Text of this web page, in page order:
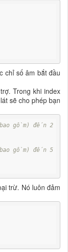
chỉ số âm bắt đầu
Trong khi index
sẽ cho phép bạn
gồm) đến 2
gồm) đến 5
trừ. Nó luôn đảm